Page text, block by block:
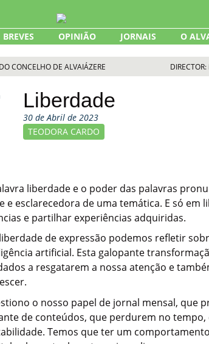
BREVES OPINIÃO JORNAIS O
CONCELHO DE ALVAIÁZERE
Liberdade
30 de Abril de 2023
TEODORA CARDO
liberdade e o poder das palavras
e esclarecedora de uma temática. E só em
e partilhar experiências adquiridas.
de expressão podemos refletir
artificial. Esta galopante
a resgatarem a nossa atenção e
o nosso papel de jornal mensal, que
de conteúdos, que perdurem no
Temos que ter um